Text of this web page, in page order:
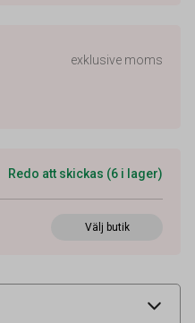
exklusive moms
Redo att skickas (6 i lager)
Välj butik
47121607